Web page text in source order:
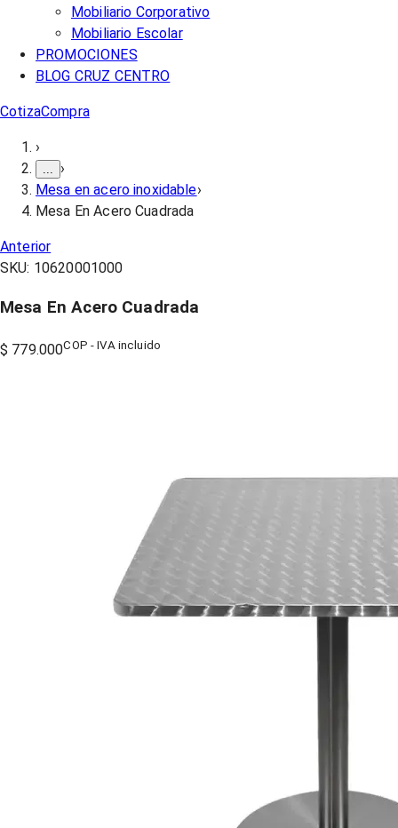
Mobiliario Corporativo
Mobiliario Escolar
PROMOCIONES
BLOG CRUZ CENTRO
CotizaCompra
›
›
Mesa en acero inoxidable›
Mesa En Acero Cuadrada
Anterior
SKU: 10620001000
Mesa En Acero Cuadrada
$ 779.000COP - IVA incluido